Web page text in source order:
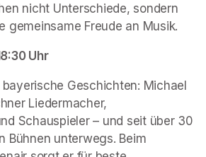
nicht Unterschiede, sondern
gemeinsame Freude an Musik.
Uhr
Geschichten: Michael
Liedermacher,
Schauspieler – und seit über 30
Bühnen unterwegs. Beim